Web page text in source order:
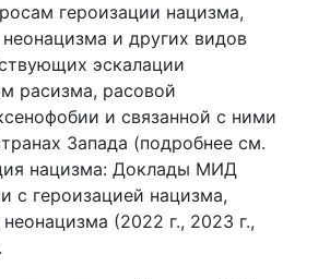
героизации нацизма,
и других видов
эскалации
расизма, расовой
и связанной с ними
Запада (подробнее см.
нацизма: Доклады МИД
с героизацией нацизма,
(2022 г., 2023 г.,